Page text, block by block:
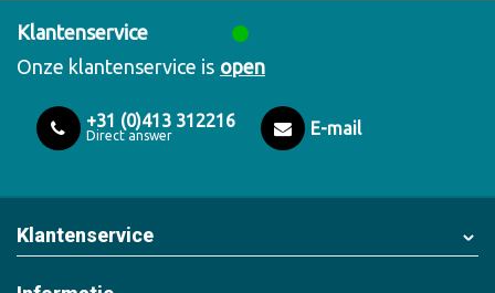
Klantenservice
Onze klantenservice is open
+31 (0)413 312216
Direct answer E-mail
Klantenservice